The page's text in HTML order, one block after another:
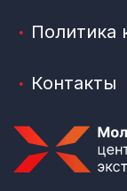
Политика
Контакты